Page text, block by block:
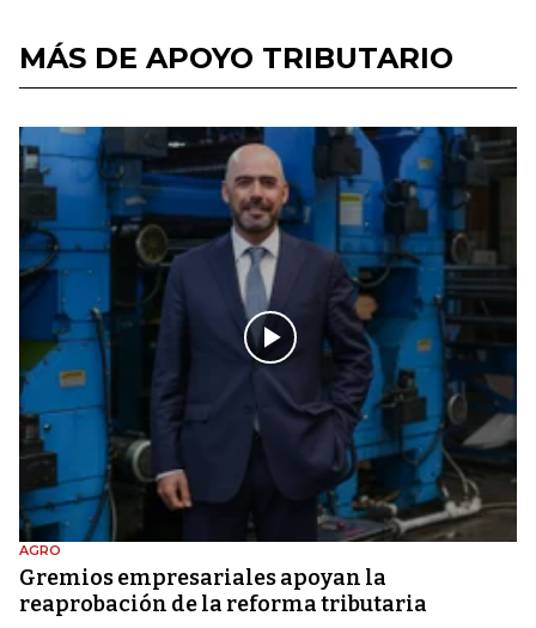
MÁS DE APOYO TRIBUTARIO
AGRO
Gremios empresariales apoyan la
reaprobación de la reforma tributaria